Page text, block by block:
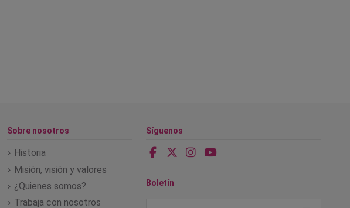
Sobre nosotros
Historia
Misión, visión y valores
¿Quienes somos?
Trabaja con nosotros
Síguenos
Boletín